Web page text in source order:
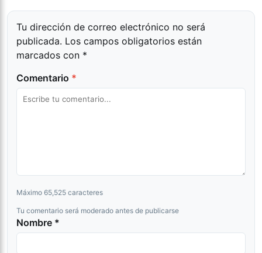
Tu dirección de correo electrónico no será
publicada. Los campos obligatorios están
marcados con *
Comentario *
Máximo 65,525 caracteres
Tu comentario será moderado antes de publicarse
Nombre *